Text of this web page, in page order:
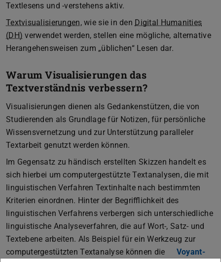
Textlesens und -verstehens aktiv.
Textvisualisierungen, wie sie in den Digital Humanities
(DH) verwendet werden, stellen eine mögliche, alternative
Herangehensweisen zum „üblichen“ Lesen dar.
Warum Visualisierungen das
Textverständnis verbessern?
Visualisierungen dienen als Gedankenstützen, die von
Studierenden als Grundlage für Notizen, für persönliche
Wissensvernetzung und zur Unterstützung paralleler
Textarbeit genutzt werden können.
Im Gegensatz zu händisch erstellten Skizzen handelt es
sich hierbei um computergestützte Textanalysen, die mit
linguistischen Verfahren Textinhalte nach bestimmten
Kriterien einordnen. Hinter der Begrifflichkeit des
linguistischen Verfahrens verbergen sich unterschiedliche
linguistische Analyseverfahren, die auf Wort-, Satz- und
Textebene arbeiten. Als Beispiel für ein Werkzeug zur
computergestützten Textanalyse können die
Voyant-